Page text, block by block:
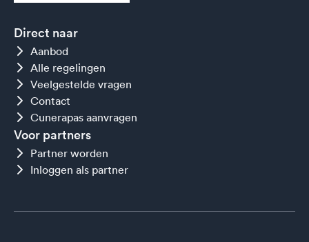
Direct naar
Aanbod
Alle regelingen
Veelgestelde vragen
Contact
Cunerapas aanvragen
Voor partners
Partner worden
Inloggen als partner